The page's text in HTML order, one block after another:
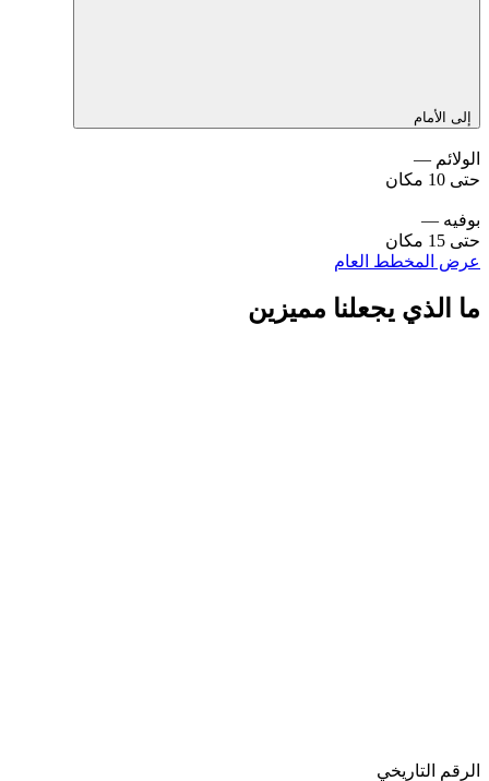
إلى الأمام
الولائم —
حتى 10 مكان
بوفيه —
حتى 15 مكان
عرض المخطط العام
ما الذي يجعلنا مميزين
الرقم التاريخي